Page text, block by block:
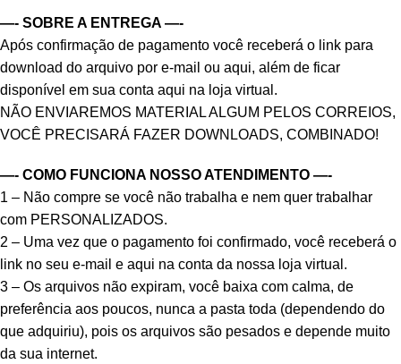
—- SOBRE A ENTREGA —-
Após confirmação de pagamento você receberá o link para
download do arquivo por e-mail ou aqui, além de ficar
disponível em sua conta aqui na loja virtual.
NÃO ENVIAREMOS MATERIAL ALGUM PELOS CORREIOS,
VOCÊ PRECISARÁ FAZER DOWNLOADS, COMBINADO!
—- COMO FUNCIONA NOSSO ATENDIMENTO —-
1 – Não compre se você não trabalha e nem quer trabalhar
com PERSONALIZADOS.
2 – Uma vez que o pagamento foi confirmado, você receberá o
link no seu e-mail e aqui na conta da nossa loja virtual.
3 – Os arquivos não expiram, você baixa com calma, de
preferência aos poucos, nunca a pasta toda (dependendo do
que adquiriu), pois os arquivos são pesados e depende muito
da sua internet.